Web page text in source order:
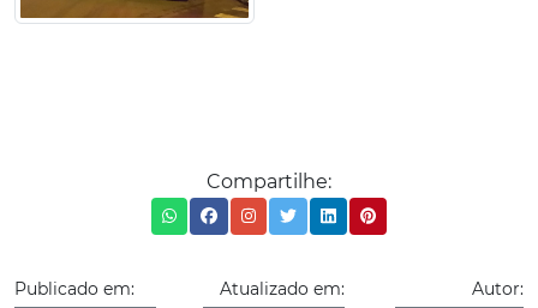
Compartilhe:
Publicado em: Atualizado em: Autor: